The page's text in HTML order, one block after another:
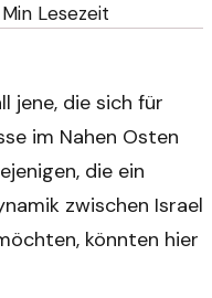
Min Lesezeit
jene, die sich für
im Nahen Osten
die ein
zwischen Israel
könnten hier